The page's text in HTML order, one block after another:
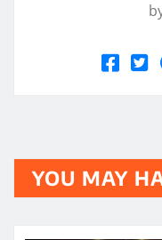
YOU MAY